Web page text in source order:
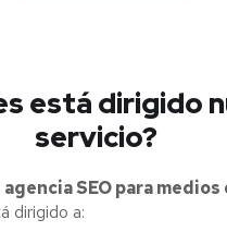
está dirigido
servicio?
agencia SEO para medios
dirigido a: